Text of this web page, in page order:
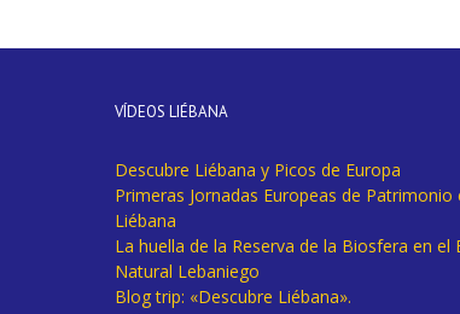
VÍDEOS LIÉBANA
Descubre Liébana y Picos de Europa
Primeras Jornadas Europeas de Patrimonio
Liébana
La huella de la Reserva de la Biosfera en el
Natural Lebaniego
Blog trip: «Descubre Liébana».